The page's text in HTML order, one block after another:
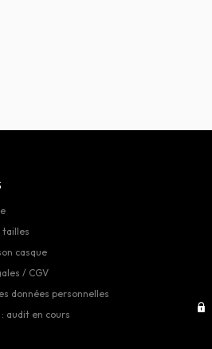
tailles
casque
/ CGV
données personnelles
audit en cours